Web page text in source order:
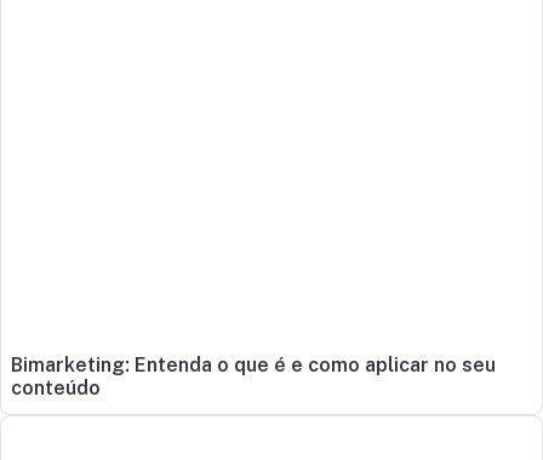
Bimarketing: Entenda o que é e como aplicar no seu
conteúdo